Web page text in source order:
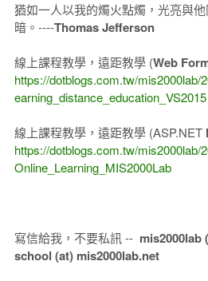
猶如一人以我的燭火點燭，光亮與
暗。----Thomas Jefferson
線上課程教學，遠距教學 (Web
https://dotblogs.com.tw/mis2000lab/
earning_distance_education_VS2015
線上課程教學，遠距教學 (ASP.NET
https://dotblogs.com.tw/mis2000lab/
Online_Learning_MIS2000Lab
寫信給我，不要私訊 -- mis2000lab
school (at) mis2000lab.net